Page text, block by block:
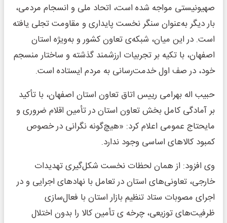
صهیونیستی مواجه شده است، اتحاد ملی و انسجام مردمی،
بار دیگر به‌عنوان سنگر نخست پایداری و مقاومت تجلی یافته
است. در این میان، شبکه‌ی تعاون کشور و به‌ویژه استان
اصفهان، با تکیه بر تجربیات ارزشمند گذشته و ساختار منسجم
خود، در صف اول خدمت‌رسانی به مردم ایستاده است.
حبیب اله بهرامی رییس اتاق تعاون استان اصفهان، با تأکید
بر آمادگی کامل بخش تعاون استان در تأمین اقلام ضروری و
مایحتاج عمومی اعلام کرد: «هیچ‌گونه نگرانی در خصوص
کمبود کالاهای اساسی وجود ندارد.
وی افزود: از همان لحظات نخست شکل‌گیری تهدیدات
خارجی، تعاونی‌های استان در تعامل با نهادهای اجرایی و در
اجرای مصوبات ستاد تنظیم بازار استان با فعال‌سازی
ظرفیت‌های توزیعی، چرخه‌ ی تأمین کالا را بدون اختلال